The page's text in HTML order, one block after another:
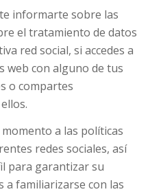
informarte sobre las
el tratamiento de datos
red social, si accedes a
web con alguno de tus
o compartes
a las políticas
redes sociales, así
para garantizar su
a familiarizarse con las